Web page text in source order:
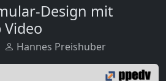
Design mit
Hannes Preishuber